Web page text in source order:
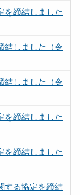
を締結しました
結しました（令
結しました（令
を締結しました
を締結しました
する協定を締結